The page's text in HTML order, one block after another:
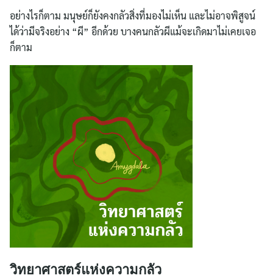
อย่างไรก็ตาม มนุษย์ก็ยังคงกลัวสิ่งที่มองไม่เห็น และไม่อาจพิสูจน์
ได้ว่ามีจริงอย่าง “ผี” อีกด้วย บางคนกลัวผีแม้จะเกิดมาไม่เคยเจอ
ก็ตาม
วิทยาศาสตร์แห่งความกลัว